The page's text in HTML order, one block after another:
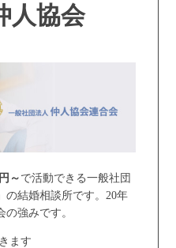
人協会
～ で活動できる一般社団
の結婚相談所です。20年
強みです。
ます